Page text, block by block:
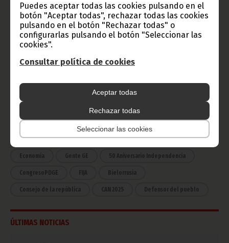
Puedes aceptar todas las cookies pulsando en el
botón "Aceptar todas", rechazar todas las cookies
pulsando en el botón "Rechazar todas" o
configurarlas pulsando el botón "Seleccionar las
cookies".
Consultar política de cookies
Aceptar todas
Rechazar todas
Seleccionar las cookies
Radio Nacional de Guinea
Ecuatorial
Haz click aquí para escuchar ahora
Noticias Gobierno
Presidencia
África
Deportes Vicepresidencia
COVID-19 Cultura Estadísticas CAN 2015
Economía Gente GE 50 Aniversario Independencia
CongresoPDGE FIJA Bielorrusia
Consejo de la república CAN 2025 Defensor del pueblo
ÚLTIMAS NOTICIAS